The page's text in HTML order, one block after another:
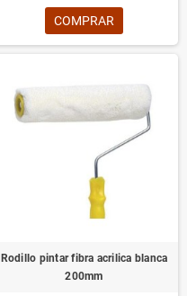
COMPRAR
Rodillo pintar fibra acrilica blanca
200mm